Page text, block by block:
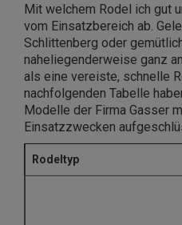
Mit welchem Rodel ich gut
vom Einsatzbereich ab.
Schlittenberg oder
naheliegenderweise ganz
als eine vereiste, schnelle
nachfolgenden Tabelle
Modelle der Firma Gasser
Einsatzzwecken
Rodeltyp